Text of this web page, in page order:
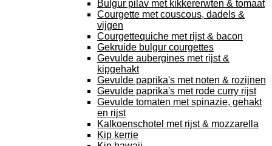
Bulgur pilav met kikkererwten & tomaat
Courgette met couscous, dadels &
vijgen
Courgettequiche met rijst & bacon
Gekruide bulgur courgettes
Gevulde aubergines met rijst &
kipgehakt
Gevulde paprika's met noten & rozijnen
Gevulde paprika's met rode curry rijst
Gevulde tomaten met spinazie, gehakt
en rijst
Kalkoenschotel met rijst & mozzarella
Kip kerrie